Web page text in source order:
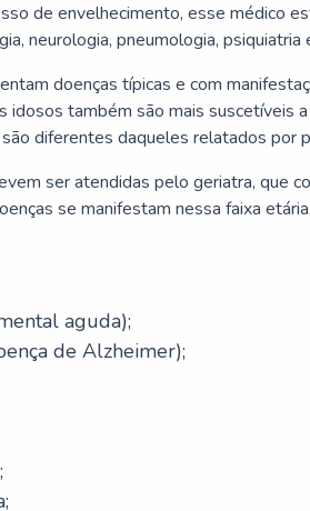
de envelhecimento, esse médico
neurologia, pneumologia, psiquiatria
doenças típicas e com
idosos também são mais suscetíveis
diferentes daqueles relatados por
ser atendidas pelo geriatra, que
se manifestam nessa faixa
aguda);
de Alzheimer);